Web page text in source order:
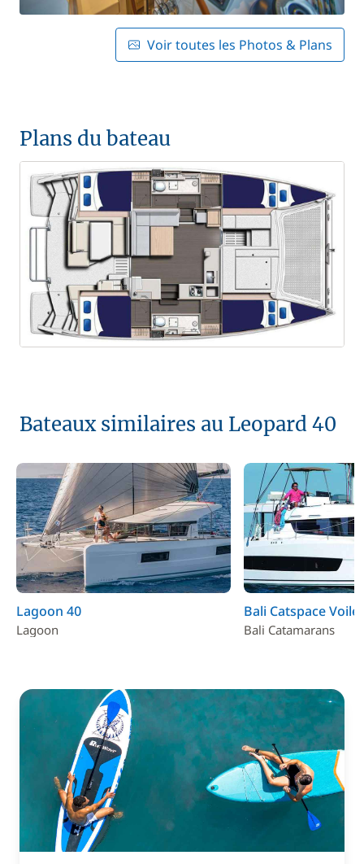
Voir toutes les Photos & Plans
Plans du bateau
Bateaux similaires au Leopard 40
Lagoon 40
Lagoon
Bali Catspace Voile
Bali Catamarans